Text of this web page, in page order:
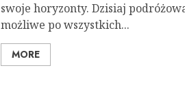
swoje horyzonty. Dzisiaj
możliwe po wszystkich...
MORE